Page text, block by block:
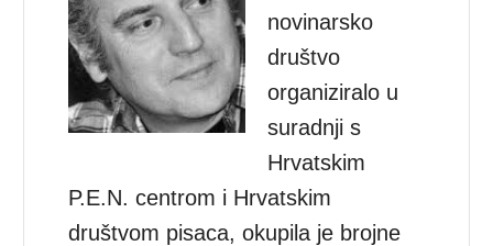
novinarsko
društvo
organiziralo u
suradnji s
Hrvatskim
P.E.N. centrom i Hrvatskim
društvom pisaca, okupila je brojne